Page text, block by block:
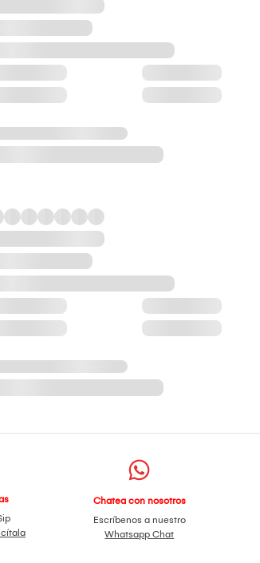
Chatea con nosotros
Escríbenos a nuestro
Whatsapp Chat